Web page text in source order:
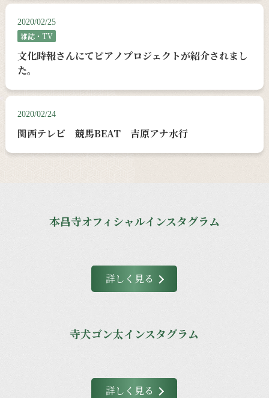
2020/02/25
雑誌・TV
文化時報さんにてピアノプロジェクトが紹介されまし
た。
2020/02/24
関西テレビ 競馬BEAT 吉原アナ水行
本昌寺オフィシャルインスタグラム
詳しく見る
寺犬ゴン太インスタグラム
詳しく見る